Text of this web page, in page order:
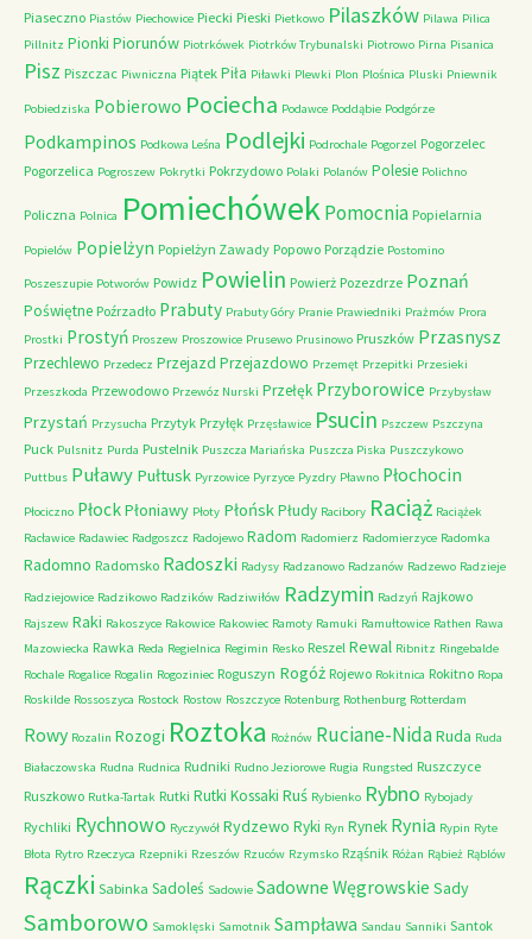
Piaseczno Piastów Piechowice Piecki Pieski Pietkowo Pilaszków Pilawa Pilica
Pillnitz Pionki Piorunów Piotrkówek Piotrków Trybunalski Piotrowo Pirna Pisanica
Pisz Piszczac Piwniczna Piątek Piła Piławki Plewki Plon Plośnica Pluski Pniewnik
Pobiedziska Pobierowo Pociecha Podawce Poddąbie Podgórze
Podkampinos Podkowa Leśna Podlejki Podrochale Pogorzel Pogorzelec
Pogorzelica Pogroszew Pokrytki Pokrzydowo Polaki Polanów Polesie Polichno
Policzna Polnica PomiechówekPomocnia Popielarnia
Popielów Popielżyn Popielżyn Zawady Popowo Porządzie Postomino
Poszeszupie Potworów Powidz Powielin Powierż Pozezdrze Poznań
Poświętne Poźrzadło Prabuty Prabuty Góry Pranie Prawiedniki Prażmów Prora
Prostki Prostyń Proszew Proszowice Prusewo Prusinowo Pruszków Przasnysz
Przechlewo Przedecz Przejazd Przejazdowo Przemęt Przepitki Przesieki
Przeszkoda Przewodowo Przewóz Nurski Przełęk Przyborowice Przybysław
Przystań Przysucha Przytyk Przyłęk Przęsławice Psucin Pszczew Pszczyna
Puck Pulsnitz Purda Pustelnik Puszcza Mariańska Puszcza Piska Puszczykowo
Puttbus Puławy Pułtusk Pyrzowice Pyrzyce Pyzdry Pławno Płochocin
Płociczno PłockPłoniawy Płoty PłońskPłudy Racibory Raciąż Raciążek
Racławice Radawiec Radgoszcz Radojewo Radom Radomierz Radomierzyce Radomka
Radomno Radomsko Radoszki Radysy Radzanowo Radzanów Radzewo Radzieje
Radziejowice Radzikowo Radzików Radziwiłów Radzymin Radzyń Rajkowo
Rajszew Raki Rakoszyce Rakowice Rakowiec Ramoty Ramuki Ramułtowice Rathen Rawa
Mazowiecka Rawka Reda Regielnica Regimin Resko Reszel Rewal Ribnitz Ringebalde
Rochale Rogalice Rogalin Rogoziniec Roguszyn Rogóż Rojewo Rokitnica Rokitno Ropa
Roskilde Rossoszyca Rostock Rostow Roszczyce Rotenburg Rothenburg Rotterdam
Rowy Rozalin Rozogi Roztoka Rożnów Ruciane-NidaRuda Ruda
Białaczowska Rudna Rudnica Rudniki Rudno Jeziorowe Rugia Rungsted Ruszczyce
Ruszkowo Rutka-Tartak Rutki Rutki Kossaki Ruś Rybienko Rybno Rybojady
Rychliki Rychnowo Ryczywół Rydzewo Ryki Ryn Rynek Rynia Rypin Ryte
Błota Rytro Rzeczyca Rzepniki Rzeszów Rzuców Rzymsko Rząśnik Różan Rąbież Rąblów
Rączki Sabinka Sadoleś Sadowie Sadowne Węgrowskie Sady
Samborowo Samoklęski Samotnik Sampława Sandau Sanniki Santok